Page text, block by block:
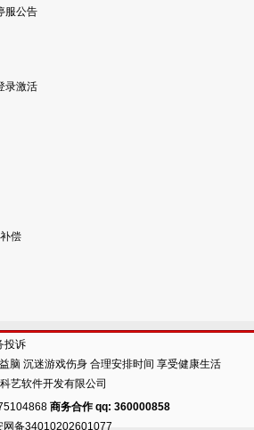
服公告
录激活
偿
投诉
脑 沉迷游戏伤身 合理安排时间 享受健康生活
艺软件开发有限公司
商务合作 qq: 360000858
备34010202601077